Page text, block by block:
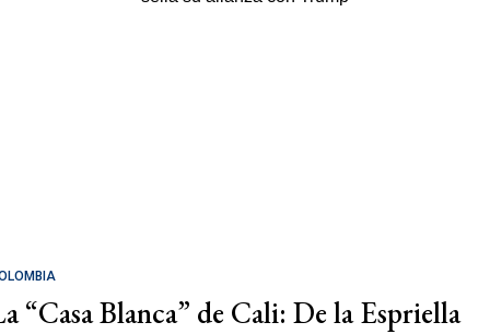
“Casa Blanca” de Cali: De la Espriella